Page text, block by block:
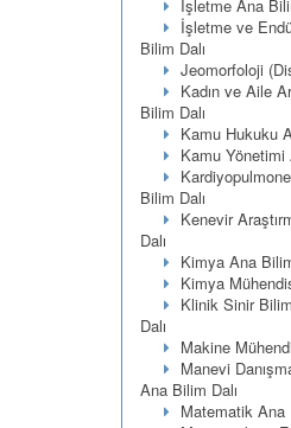
İşletme Ana
İşletme ve
Bilim Dalı
Jeomorfoloji
Kadın ve Aile
Bilim Dalı
Kamu Hukuku
Kamu Yönetimi
Bilim Dalı
Kenevir
Dalı
Kimya Ana
Kimya
Klinik Sinir
Dalı
Makine
Manevi
Ana Bilim Dalı
Matematik Ana